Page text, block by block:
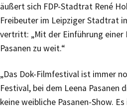
äußert sich FDP-Stadtrat René
Freibeuter im Leipziger Stadtrat
vertritt: „Mit der Einführung einer
Pasanen zu weit.“
„Das Dok-Filmfestival ist immer
Festival, bei dem Leena Pasanen
keine weibliche Pasanen-Show.